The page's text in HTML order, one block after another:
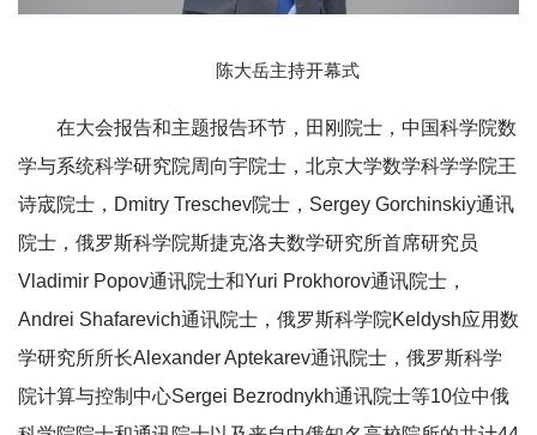
陈大岳主持开幕式
在大会报告和主题报告环节，田刚院士，中国科学院数
学与系统科学研究院周向宇院士，北京大学数学科学学院王
诗宬院士，Dmitry Treschev院士，Sergey Gorchinskiy通讯
院士，俄罗斯科学院斯捷克洛夫数学研究所首席研究员
Vladimir Popov通讯院士和Yuri Prokhorov通讯院士，
Andrei Shafarevich通讯院士，俄罗斯科学院Keldysh应用数
学研究所所长Alexander Aptekarev通讯院士，俄罗斯科学
院计算与控制中心Sergei Bezrodnykh通讯院士等10位中俄